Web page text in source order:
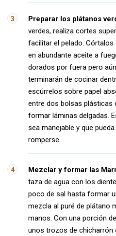
Preparar los plátanos
verdes, realiza cortes
facilitar el pelado.
en abundante aceite a
dorados por fuera pero
terminarán de cocinar
escúrrelos sobre papel
entre dos bolsas plásticas
formar láminas delgadas.
sea manejable y que
romperse.
Mezclar y formar las
taza de agua con los
poco de sal hasta formar
mezcla al puré de plátano
manos. Con una porción
unos trozos de chicharrón